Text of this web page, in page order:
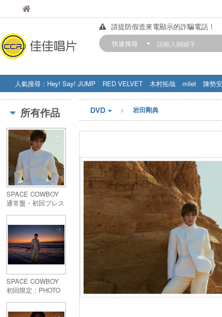
佳佳唱片
請提防假造來電顯示的詐騙電話！
【中華門市營業時間調整公告】
快速搜尋
人氣搜尋： Hey! Say! JUMP RED VELVET 木村拓哉 milet
陳勢安
STRAY KIDS
盧廣仲 周杰伦
所有作品
SPACE COWBOY
通常盤・初回プレス
SPACE COWBOY
初回限定：PHOTO
DVD 岩田剛典